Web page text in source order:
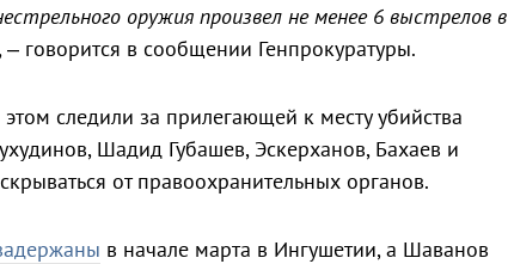
оружия произвел не менее 6 выстрелов в
– говорится в сообщении Генпрокуратуры.
следили за прилегающей к месту убийства
Шадид Губашев, Эскерханов, Бахаев и
от правоохранительных органов.
в начале марта в Ингушетии, а Шаванов